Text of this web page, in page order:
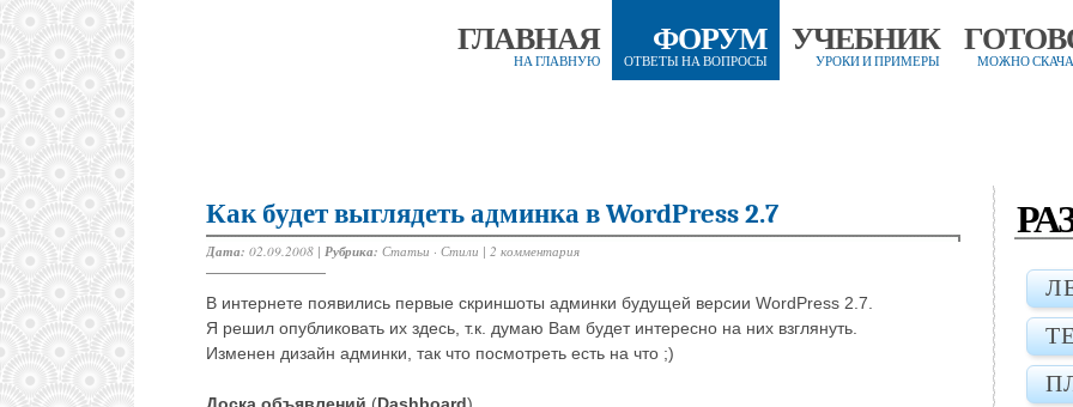
ГЛАВНАЯ
НА ГЛАВНУЮ
ФОРУМ
ОТВЕТЫ НА ВОПРОСЫ
УЧЕБНИК
УРОКИ И ПРИМЕРЫ МОЖНО
Как будет выглядеть админка в WordPress 2.7
Дата: 02.09.2008 | Рубрика: Статьи · Стили | 2 комментария
В интернете появились первые скриншоты админки будущей версии WordPress 2.7.
Я решил опубликовать их здесь, т.к. думаю Вам будет интересно на них взглянуть.
Изменен дизайн админки, так что посмотреть есть на что ;)